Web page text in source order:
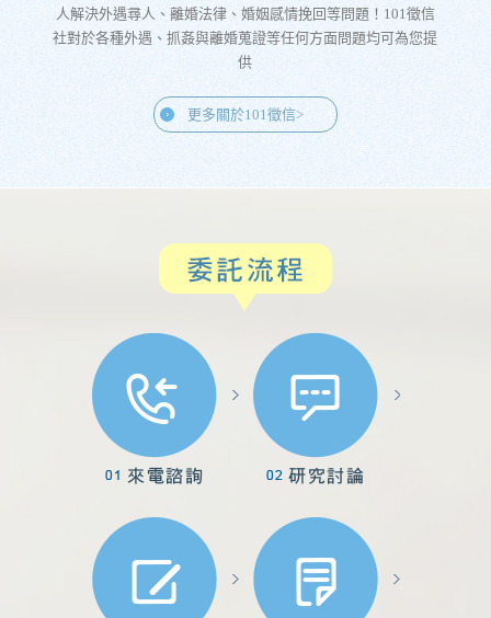
人解決外遇尋人、離婚法律、婚姻感情挽回等問題！101徵信
社對於各種外遇、抓姦與離婚蒐證等任何方面問題均可為您提
供
更多關於101徵信>